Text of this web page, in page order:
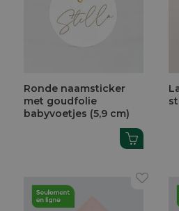
Ronde naamsticker
met goudfolie
babyvoetjes (5,9 cm)